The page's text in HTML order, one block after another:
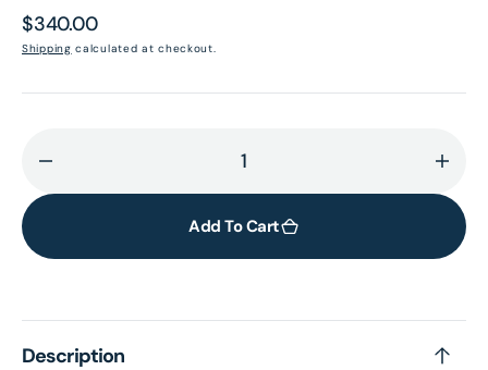
Regular
price
$340.00
Shipping calculated at checkout.
quantity
LOVE
–
Vinyl
for
LOVE
–
Vinyl
Add To Cart
Description